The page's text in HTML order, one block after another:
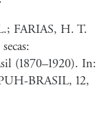
FARIAS, H. T.
(1870–1920). In:
BRASIL, 12,